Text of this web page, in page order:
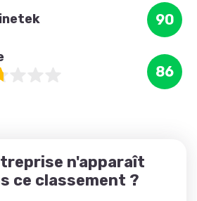
90
86
n'apparaît
ce classement ?